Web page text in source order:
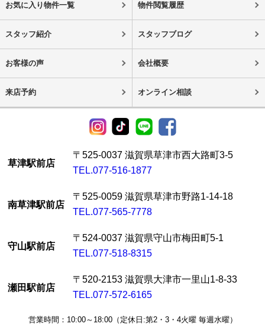
お気に入り物件一覧 物件閲覧履歴
スタッフ紹介 スタッフブログ
お客様の声 会社概要
来店予約 オンライン相談
草津駅前店
〒525-0037 滋賀県草津市西大路町3-5
TEL.077-516-1877
南草津駅前店
〒525-0059 滋賀県草津市野路1-14-18
TEL.077-565-7778
守山駅前店
〒524-0037 滋賀県守山市梅田町5-1
TEL.077-518-8315
瀬田駅前店
〒520-2153 滋賀県大津市一里山1-8-33
TEL.077-572-6165
営業時間：10:00～18:00（定休日:第2・3・4火曜 毎週水曜）